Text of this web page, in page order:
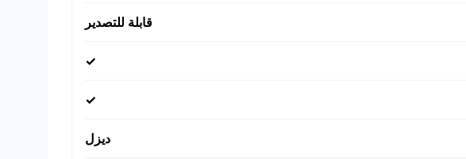
قابلة للتصدير
✓
✓
ديزل